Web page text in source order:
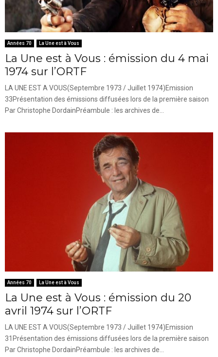
Années 70 La Une est à Vous
La Une est à Vous : émission du 4 mai
1974 sur l’ORTF
LA UNE EST A VOUS(Septembre 1973 / Juillet 1974)Emission
33Présentation des émissions diffusées lors de la première saison
Par Christophe DordainPréambule : les archives de...
Années 70 La Une est à Vous
La Une est à Vous : émission du 20
avril 1974 sur l’ORTF
LA UNE EST A VOUS(Septembre 1973 / Juillet 1974)Emission
31Présentation des émissions diffusées lors de la première saison
Par Christophe DordainPréambule : les archives de...